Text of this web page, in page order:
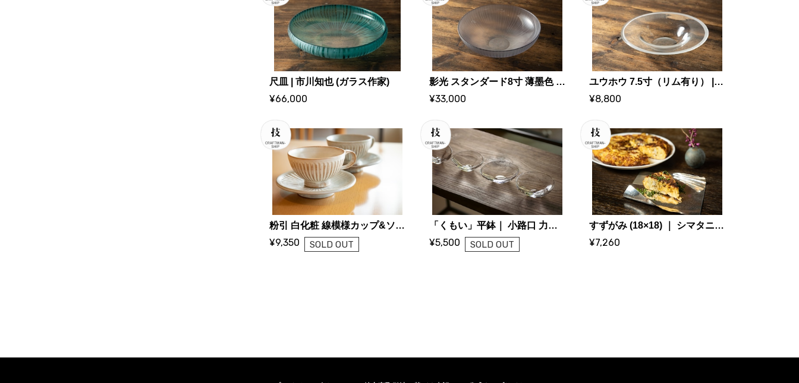
尺皿 | 市川知也 (ガラス作家)
¥66,000
影光 スタンダード8寸 薄墨色 | 市川知也 (ガラス作家)
¥33,000
ユウホウ 7.5寸（リム有り） | 市川知也 (ガラス作家)
¥8,800
粉引 白化粧 線模様カップ&ソーサー | 金京徳 (陶芸家)
¥9,350 SOLD OUT
「くもい」平鉢｜ 小路口 力恵 (ガラス作家)
¥5,500 SOLD OUT
すずがみ (18×18) ｜ シマタニ昇龍工房
¥7,260